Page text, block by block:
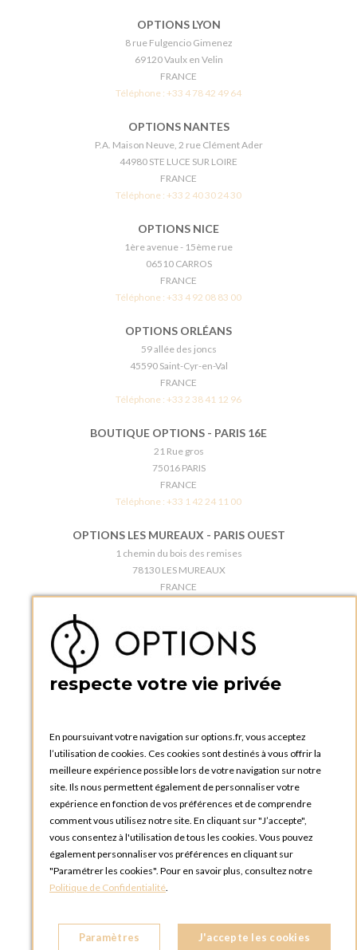
OPTIONS LYON
8 rue Fulgencio Gimenez
69120 Vaulx en Velin
FRANCE
Téléphone : +33 4 78 42 49 64
OPTIONS NANTES
P.A. Maison Neuve, 2 rue Clément Ader
44980 STE LUCE SUR LOIRE
FRANCE
Téléphone : +33 2 40 30 24 30
OPTIONS NICE
1ère avenue - 15ème rue
06510 CARROS
FRANCE
Téléphone : +33 4 92 08 83 00
OPTIONS ORLÉANS
59 allée des joncs
45590 Saint-Cyr-en-Val
FRANCE
Téléphone : +33 2 38 41 12 96
BOUTIQUE OPTIONS - PARIS 16E
21 Rue gros
75016 PARIS
FRANCE
Téléphone : +33 1 42 24 11 00
OPTIONS LES MUREAUX - PARIS OUEST
1 chemin du bois des remises
78130 LES MUREAUX
FRANCE
BOUTIQUE OPTIONS - PARIS 5E
5 quai de la tournelle
FRANCE
OPTIONS ROUEN
Rue du Clos Tellier
76800 Saint-Etienne-du-Rouvray
FRANCE
Téléphone :+33 2 35 08 38 53
OPTIONS TOULOUSE
6 rue Gaye Marie, ZAC de Saint-Martin du Touch
31300 Toulouse
FRANCE
OPTIONS MC
respecte votre vie privée
En poursuivant votre navigation sur options.fr, vous acceptez
l’utilisation de cookies. Ces cookies sont destinés à vous offrir la
meilleure expérience possible lors de votre navigation sur notre
site. Ils nous permettent également de personnaliser votre
expérience en fonction de vos préférences et de comprendre
comment vous utilisez notre site. En cliquant sur "J’accepte",
vous consentez à l'utilisation de tous les cookies. Vous pouvez
également personnaliser vos préférences en cliquant sur
"Paramétrer les cookies". Pour en savoir plus, consultez notre
Politique de Confidentialité.
Paramètres J'accepte les cookies